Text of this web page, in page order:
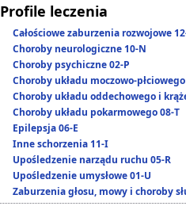
Profile leczenia
Całościowe zaburzenia rozwojowe
Choroby neurologiczne 10-N
Choroby psychiczne 02-P
Choroby układu moczowo-
Choroby układu oddechowego i
Choroby układu pokarmowego 08-T
Epilepsja 06-E
Inne schorzenia 11-I
Upośledzenie narządu ruchu 05-R
Upośledzenie umysłowe 01-U
Zaburzenia głosu, mowy i choroby